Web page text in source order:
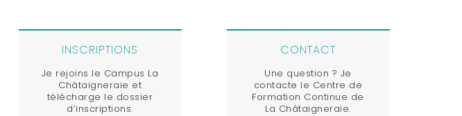
INSCRIPTIONS
Je rejoins le Campus La
Châtaigneraie et
télécharge le dossier
d’inscriptions.
CONTACT
Une question ? Je
contacte le Centre de
Formation Continue de
La Châtaigneraie.